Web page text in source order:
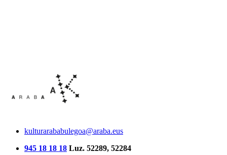
kulturarababulegoa@araba.eus
945 18 18 18 Luz. 52289, 52284